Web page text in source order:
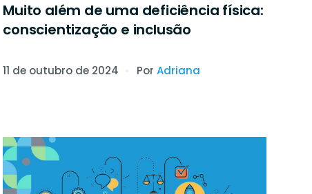
Muito além de uma deficiência física:
conscientização e inclusão
11 de outubro de 2024 PorAdriana